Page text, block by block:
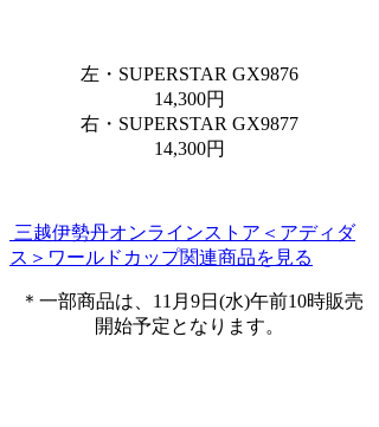
左・SUPERSTAR GX9876
14,300円
右・SUPERSTAR GX9877
14,300円
三越伊勢丹オンラインストア＜アディダ
ス＞ワールドカップ関連商品を見る
＊一部商品は、11月9日(水)午前10時販売
開始予定となります。